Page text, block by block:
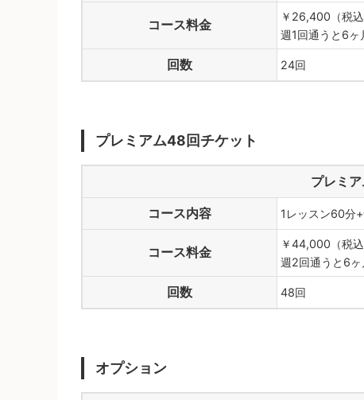
コース料金
￥26,400（税
週1回通うと6ヶ
回数 24回
プレミアム48回チケット
プレミ
コース内容
1レッスン60分
コース料金
￥44,000（税
週2回通うと6ヶ
回数 48回
オプション